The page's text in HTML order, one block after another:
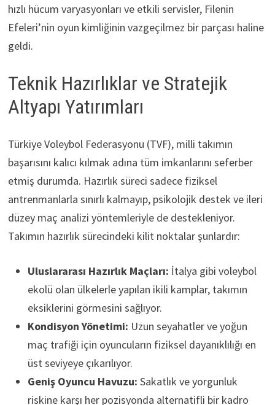
hızlı hücum varyasyonları ve etkili servisler, Filenin
Efeleri’nin oyun kimliğinin vazgeçilmez bir parçası haline
geldi.
Teknik Hazırlıklar ve Stratejik
Altyapı Yatırımları
Türkiye Voleybol Federasyonu (TVF), milli takımın
başarısını kalıcı kılmak adına tüm imkanlarını seferber
etmiş durumda. Hazırlık süreci sadece fiziksel
antrenmanlarla sınırlı kalmayıp, psikolojik destek ve ileri
düzey maç analizi yöntemleriyle de destekleniyor.
Takımın hazırlık sürecindeki kilit noktalar şunlardır:
Uluslararası Hazırlık Maçları: İtalya gibi voleybol
ekolü olan ülkelerle yapılan ikili kamplar, takımın
eksiklerini görmesini sağlıyor.
Kondisyon Yönetimi: Uzun seyahatler ve yoğun
maç trafiği için oyuncuların fiziksel dayanıklılığı en
üst seviyeye çıkarılıyor.
Geniş Oyuncu Havuzu: Sakatlık ve yorgunluk
riskine karşı her pozisyonda alternatifli bir kadro